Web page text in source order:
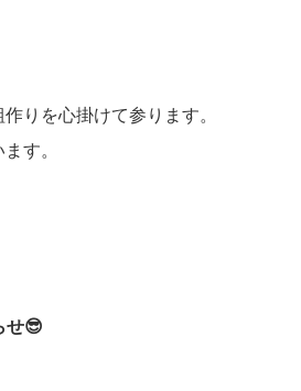
りを心掛けて参ります。
す。
せ😎